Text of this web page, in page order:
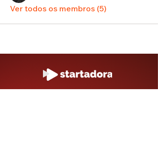
Ver todos os membros (5)